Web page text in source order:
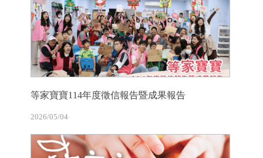
等家寶寶114年度徵信報告暨成果報告
2026/05/04